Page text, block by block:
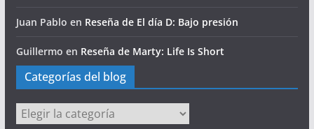
Juan Pablo en Reseña de El día D: Bajo presión
Guillermo en Reseña de Marty: Life Is Short
Categorías del blog
Categorías